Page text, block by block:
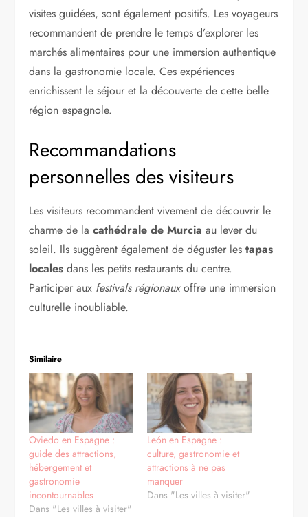
visites guidées, sont également positifs. Les voyageurs
recommandent de prendre le temps d’explorer les
marchés alimentaires pour une immersion authentique
dans la gastronomie locale. Ces expériences
enrichissent le séjour et la découverte de cette belle
région espagnole.
Recommandations
personnelles des visiteurs
Les visiteurs recommandent vivement de découvrir le
charme de lacathédrale de Murcia au lever du
soleil. Ils suggèrent également de déguster lestapas
locales dans les petits restaurants du centre.
Participer aux festivals régionauxoffre une immersion
culturelle inoubliable.
Similaire
Oviedo en Espagne :
guide des attractions,
hébergement et
gastronomie
incontournables
Dans "Les villes à visiter"
León en Espagne :
culture, gastronomie et
attractions à ne pas
manquer
Dans "Les villes à visiter"